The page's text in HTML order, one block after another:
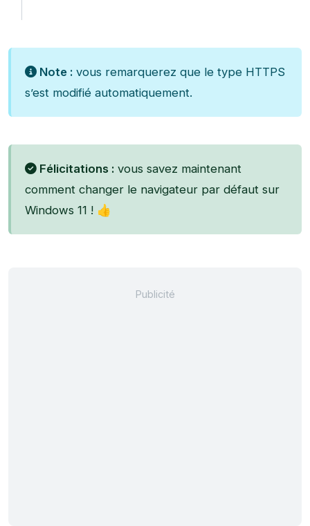
Note : vous remarquerez que le type HTTPS
s’est modifié automatiquement.
Félicitations : vous savez maintenant
comment changer le navigateur par défaut sur
Windows 11 ! 👍